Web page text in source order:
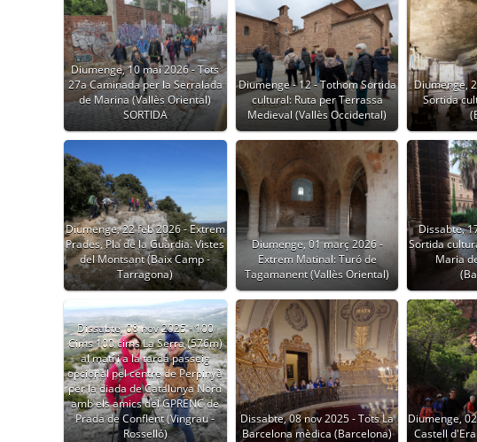
Diumenge, 10 mai 2026 - Tots
27a Caminada per la Serralada
de Marina (Vallès Oriental)
SORTIDA
Diumenge - 12 - Tothom Sortida
cultural: Ruta per Terrassa
Medieval (Vallès Occidental)
Diumenge,
Sortida
Diumenge, 22 feb 2026 - Extrem
Prades, Pla de la Guàrdia. Vistes
del Montsant (Baix Camp -
Tarragona)
Diumenge, 01 març 2026 -
Extrem Matinal: Turó de
Tagamanent (Vallès Oriental)
Dissabte,
Sortida
Maria
Dissabte, 08 nov 2025 - 100
Cims 100 cims La Serra (576m)
al matí i a la tarda passeig
opcional pel centre de Perpinyà
per la diada de Catalunya Nord
amb els amics del GPRENC de
Prada de Conflent (Vingrau -
Rosselló)
Dissabte, 08 nov 2025 - Tots La
Barcelona mèdica (Barcelona)
Diumenge,
Castell